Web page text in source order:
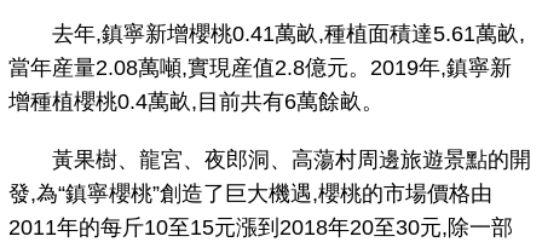
去年,鎮寧新增櫻桃0.41萬畝,種植面積達5.61萬畝,
當年産量2.08萬噸,實現産值2.8億元。2019年,鎮寧新
增種植櫻桃0.4萬畝,目前共有6萬餘畝。
黃果樹、龍宮、夜郎洞、高蕩村周邊旅遊景點的開
發,為“鎮寧櫻桃”創造了巨大機遇,櫻桃的市場價格由
2011年的每斤10至15元漲到2018年20至30元,除一部